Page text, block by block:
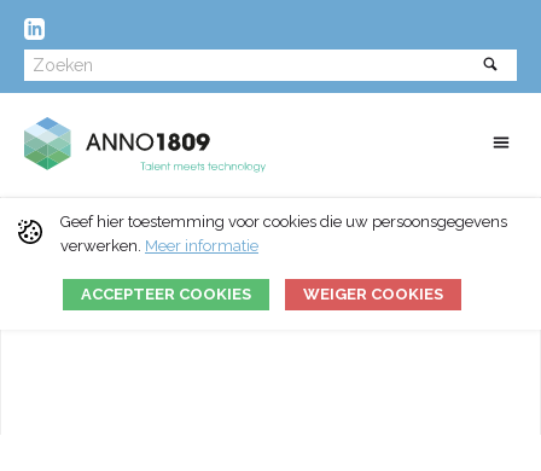
Geef hier toestemming voor cookies die uw persoonsgegevens
verwerken. Meer informatie
ACCEPTEER COOKIES WEIGER COOKIES